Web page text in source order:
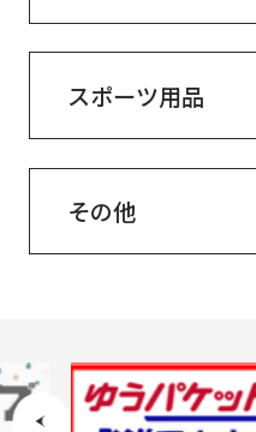
スポーツ用品
その他